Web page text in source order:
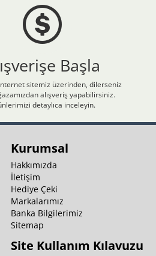
Başla
sitemiz üzerinden, dilerseniz
alışveriş yapabilirsiniz.
detaylıca inceleyin.
Kurumsal
Hakkımızda
İletişim
Hediye Çeki
Markalarımız
Banka Bilgilerimiz
Sitemap
Site Kullanım Kılavuzu